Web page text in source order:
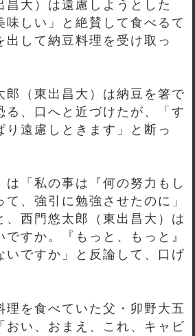
昌大）は遠慮しようとした
味しい」と絶賛して食べるて
出して納豆料理を受け取っ
郎（東出昌大）は納豆を箸で
る、口へと近づけたが、「す
り遠慮しときます」と断っ
は「私の事は『何の努力もし
、強引に勉強させたのに」
、西門悠太郎（東出昌大）は
ですか。『もっと、もっと』
いですか」と反論して、口げ
理を食べていた父・卯野大五
おい、おまえ、これ、キャビ